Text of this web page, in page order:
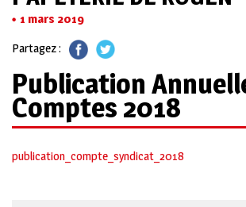
1 mars 2019
Partagez :
Publication
Comptes 2018
publication_compte_syndicat_2018